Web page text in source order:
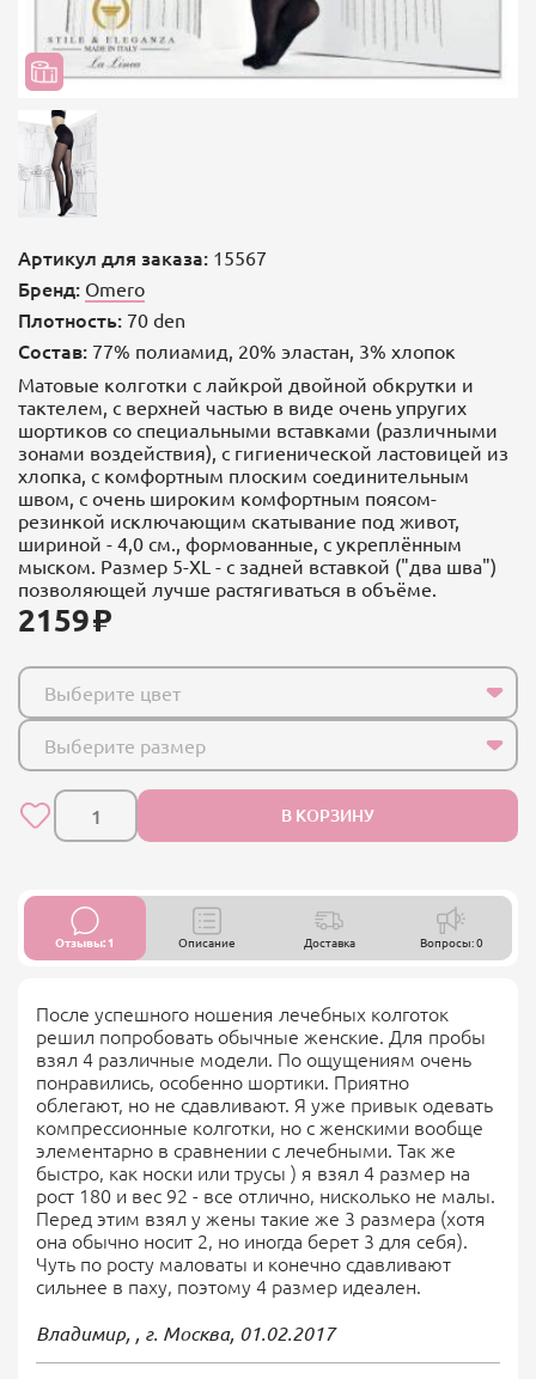
Артикул для заказа: 15567
Бренд: Omero
Плотность: 70 den
Состав: 77% полиамид, 20% эластан, 3% хлопок
Матовые колготки с лайкрой двойной обкрутки и
тактелем, с верхней частью в виде очень упругих
шортиков со специальными вставками (различными
зонами воздействия), с гигиенической ластовицей из
хлопка, с комфортным плоским соединительным
швом, с очень широким комфортным поясом-
резинкой исключающим скатывание под живот,
шириной - 4,0 см., формованные, с укреплённым
мыском. Размер 5-XL - с задней вставкой ("два шва")
позволяющей лучше растягиваться в объёме.
2159
Выберите цвет
Выберите размер
В КОРЗИНУ
Отзывы: 1 Описание Доставка Вопросы: 0
После успешного ношения лечебных колготок
решил попробовать обычные женские. Для пробы
взял 4 различные модели. По ощущениям очень
понравились, особенно шортики. Приятно
облегают, но не сдавливают. Я уже привык одевать
компрессионные колготки, но с женскими вообще
элементарно в сравнении с лечебными. Так же
быстро, как носки или трусы ) я взял 4 размер на
рост 180 и вес 92 - все отлично, нисколько не малы.
Перед этим взял у жены такие же 3 размера (хотя
она обычно носит 2, но иногда берет 3 для себя).
Чуть по росту маловаты и конечно сдавливают
сильнее в паху, поэтому 4 размер идеален.
Владимир, , г. Москва, 01.02.2017